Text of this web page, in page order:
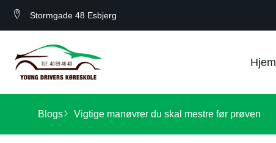
Stormgade 48 Esbjerg
Hjem
Blogs Vigtige manøvrer du skal mestre før prøven